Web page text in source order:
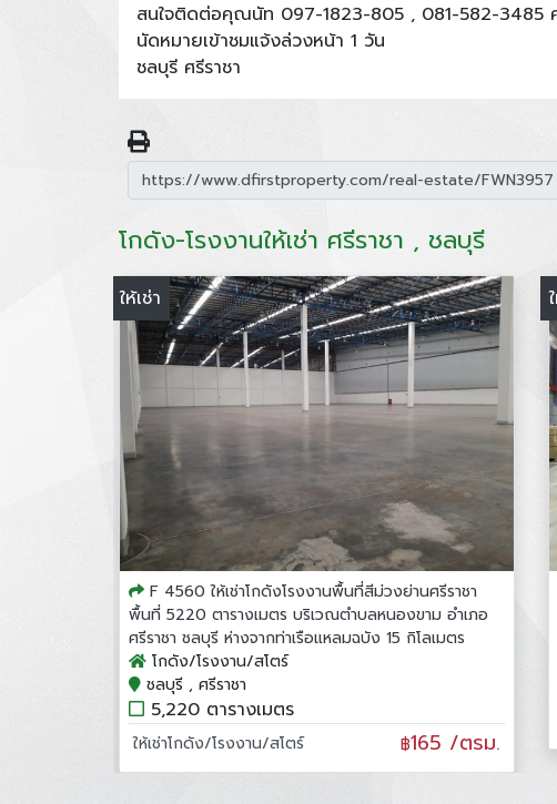
สนใจติดต่อคุณนัท 097-1823-805 , 081-582-3485
นัดหมายเข้าชมแจ้งล่วงหน้า 1 วัน
ชลบุรี ศรีราชา
โกดัง-โรงงานให้เช่า ศรีราชา , ชลบุรี
ให้เช่า
F 4560 ให้เช่าโกดังโรงงานพื้นที่สีม่วงย่านศรีราชา
พื้นที่ 5220 ตารางเมตร บริเวณตำบลหนองขาม อำเภอ
ศรีราชา ชลบุรี ห่างจากท่าเรือแหลมฉบัง 15 กิโลเมตร
โกดัง/โรงงาน/สโตร์
ชลบุรี , ศรีราชา
5,220 ตารางเมตร
ให้เช่าโกดัง/โรงงาน/สโตร์ ฿165 /ตรม.